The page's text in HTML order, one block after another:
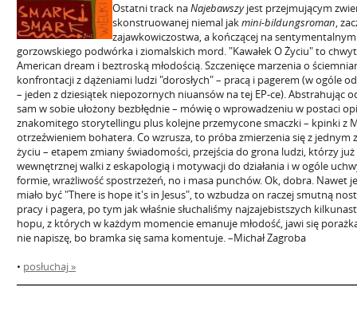
Ostatni track naNajebawszyjest przejmującym
skonstruowanej niemal jakmini-bildungsroman,
zajawkowiczostwa, a kończącej na
gorzowskiego podwórka i ziomalskich mord. "Kawałek O Życiu" to
American dream i beztroską młodością. Szczenięce marzenia o
konfrontacji z dążeniami ludzi "dorosłych" – pracą i pagerem (w ogóle
– jeden z dziesiątek niepozornych niuansów na tej EP-ce). Abstrahując
sam w sobie ułożony bezbłędnie – mówię o wprowadzeniu w postaci
znakomitego storytellingu plus kolejne przemycone smaczki – kpinki z
otrzeźwieniem bohatera. Co wzrusza, to próba zmierzenia się z
życiu – etapem zmiany świadomości, przejścia do grona ludzi, którzy
wewnętrznej walki z eskapologią i motywacji do działania i w ogóle
formie, wrażliwość spostrzeżeń, no i masa punchów. Ok, dobra. Nawet
miało być "There is hope it's in Jesus", to wzbudza on raczej smutną
pracy i pagera, po tym jak właśnie słuchaliśmy najzajebistszych
hopu, z których w każdym momencie emanuje młodość, jawi się
nie napiszę, bo bramka się sama komentuje. –Michał Zagroba
• posłuchaj »